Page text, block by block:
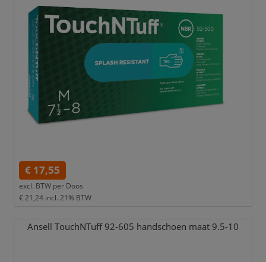
€ 17,55
excl. BTW per Doos
€ 21,24 incl. 21% BTW
Ansell TouchNTuff 92-605 handschoen maat 9.5-10